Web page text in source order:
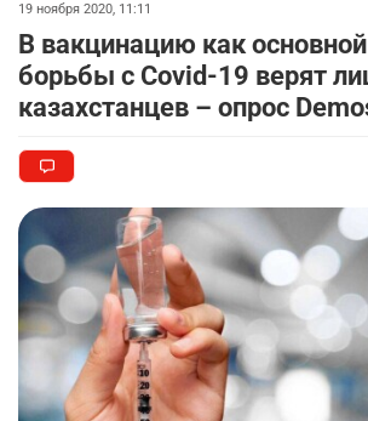
19 ноября 2020, 11:11
В вакцинацию как
борьбы с Covid-19 верят
казахстанцев – опрос